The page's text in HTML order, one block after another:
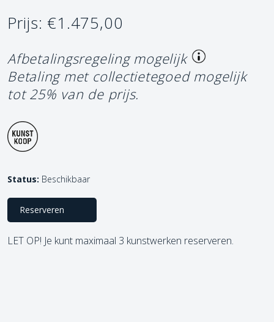
Prijs: €1.475,00
Afbetalingsregeling mogelijk
Betaling met collectietegoed mogelijk
tot 25% van de prijs.
Status: Beschikbaar
Reserveren
LET OP! Je kunt maximaal 3 kunstwerken reserveren.